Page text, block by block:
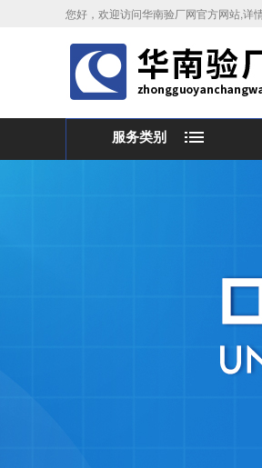
您好，欢迎访问华南验厂网官方网站,详
服务类别